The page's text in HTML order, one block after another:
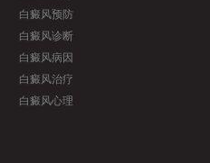
白癜风预防
白癜风诊断
白癜风病因
白癜风治疗
白癜风心理